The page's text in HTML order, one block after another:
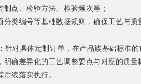
点、检验方法、检验频次等；
类编号等基础数据规则，确保工艺与质
针对具体定制订单，在产品族基础标准
明确差异化的工艺调整要点与对应的质量
续落实执行。